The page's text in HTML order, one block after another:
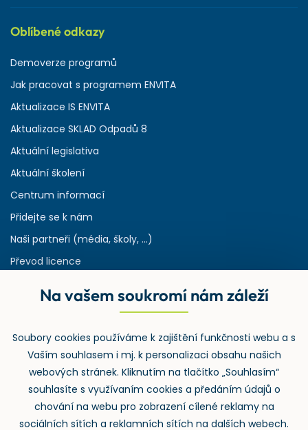
Oblíbené odkazy
Demoverze programů
Jak pracovat s programem ENVITA
Aktualizace IS ENVITA
Aktualizace SKLAD Odpadů 8
Aktuální legislativa
Aktuální školení
Centrum informací
Přidejte se k nám
Naši partneři (média, školy, ...)
Převod licence
Rejstřík používaných zkratek v odpadech
Zpětný odběr
Na vašem soukromí nám záleží
Soubory cookies používáme k zajištění funkčnosti webu a s
Vaším souhlasem i mj. k personalizaci obsahu našich
webových stránek. Kliknutím na tlačítko „Souhlasím“
souhlasíte s využívaním cookies a předáním údajů o
chování na webu pro zobrazení cílené reklamy na
sociálních sítích a reklamních sítích na dalších webech.